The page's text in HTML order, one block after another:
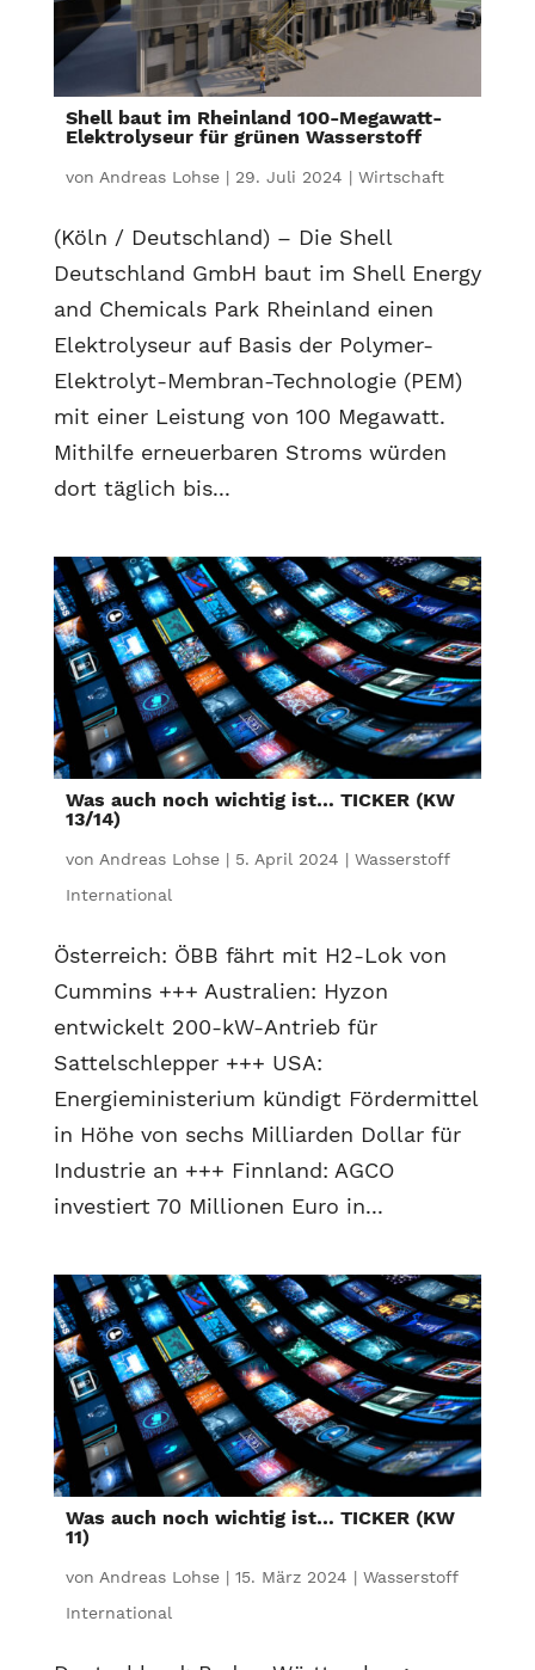
Shell baut im Rheinland 100-Megawatt-
Elektrolyseur für grünen Wasserstoff
von Andreas Lohse| 29. Juli 2024 | Wirtschaft
(Köln / Deutschland) – Die Shell
Deutschland GmbH baut im Shell Energy
and Chemicals Park Rheinland einen
Elektrolyseur auf Basis der Polymer-
Elektrolyt-Membran-Technologie (PEM)
mit einer Leistung von 100 Megawatt.
Mithilfe erneuerbaren Stroms würden
dort täglich bis...
Was auch noch wichtig ist… TICKER (KW
13/14)
von Andreas Lohse| 5. April 2024 | Wasserstoff
International
Österreich: ÖBB fährt mit H2-Lok von
Cummins +++ Australien: Hyzon
entwickelt 200-kW-Antrieb für
Sattelschlepper +++ USA:
Energieministerium kündigt Fördermittel
in Höhe von sechs Milliarden Dollar für
Industrie an +++ Finnland: AGCO
investiert 70 Millionen Euro in...
Was auch noch wichtig ist… TICKER (KW
11)
von Andreas Lohse| 15. März 2024 | Wasserstoff
International